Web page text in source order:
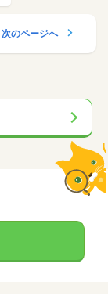
次のページへ